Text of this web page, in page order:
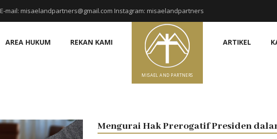
E-mail: misaelandpartners@gmail.com Instagram: misaelandpartners
MISAEL AND PARTNERS
AREA HUKUM REKAN KAMI ARTIKEL
Mengurai Hak Prerogatif Presiden